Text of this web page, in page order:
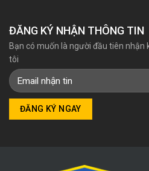
ĐĂNG KÝ NHẬN THÔNG TIN
Bạn có muốn là người đầu tiên
tôi